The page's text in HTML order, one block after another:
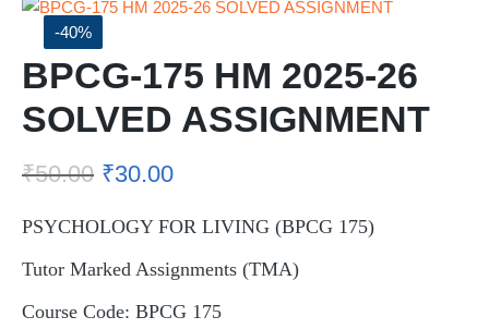
-40%
BPCG-175 HM 2025-26
SOLVED ASSIGNMENT
₹50.00 ₹30.00
PSYCHOLOGY FOR LIVING (BPCG 175)
Tutor Marked Assignments (TMA)
Course Code: BPCG 175